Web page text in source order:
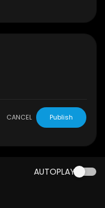
CANCEL Publish
AUTOPLAY
3:53